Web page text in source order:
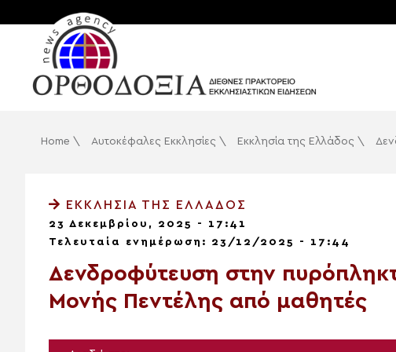
Home \ Αυτοκέφαλες Εκκλησίες \ Εκκλησία της Ελλάδος \
ΕΚΚΛΗΣΊΑ ΤΗΣ ΕΛΛΆΔΟΣ
23 Δεκεμβρίου, 2025 - 17:41
Τελευταία ενημέρωση: 23/12/2025 - 17:44
Δενδροφύτευση στην
Μονής Πεντέλης από μαθητές